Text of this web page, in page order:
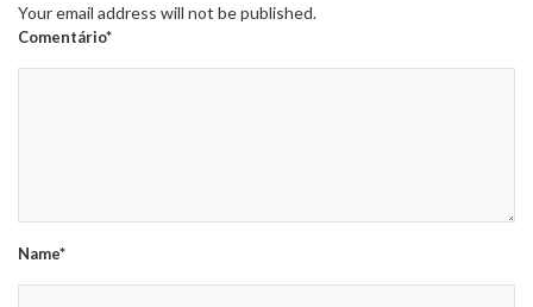
Your email address will not be published.
Comentário*
Name*